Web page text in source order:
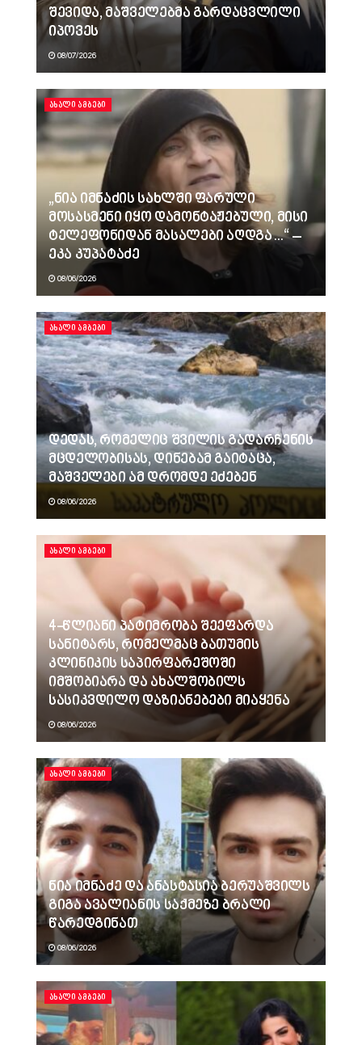
შევიდა, მაშველებმა გარდაცვლილი
იპოვეს
08/07/2026
ᲐᲮᲐᲚᲘ ᲐᲛᲑᲔᲑᲘ
„ნია იმნაძის სახლში ფარული
მოსასმენი იყო დამონტაჟებული, მისი
ტელეფონიდან მასალები აღდგა…“ –
ეკა კუპატაძე
08/06/2026
ᲐᲮᲐᲚᲘ ᲐᲛᲑᲔᲑᲘ
დედას, რომელიც შვილის გადარჩენის
მცდელობისას, დინებამ გაიტაცა,
მაშველები ამ დრომდე ეძებენ
08/06/2026
ᲐᲮᲐᲚᲘ ᲐᲛᲑᲔᲑᲘ
4-წლიანი პატიმრობა შეეფარდა
სანიტარს, რომელმაც ბათუმის
კლინიკის საპირფარეშოში
იმშობიარა და ახალშობილს
სასიკვდილო დაზიანებები მიაყენა
08/06/2026
ᲐᲮᲐᲚᲘ ᲐᲛᲑᲔᲑᲘ
ნია იმნაძე და ანასტასია ბერუაშვილს
გიგა ავალიანის საქმეზე ბრალი
წარედგინათ
08/06/2026
ᲐᲮᲐᲚᲘ ᲐᲛᲑᲔᲑᲘ